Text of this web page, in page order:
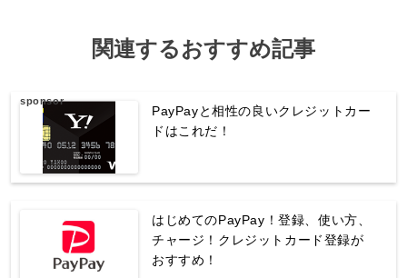
関連するおすすめ記事
PayPayと相性の良いクレジットカー
ドはこれだ！
sponsor
はじめてのPayPay！登録、使い方、
チャージ！クレジットカード登録が
おすすめ！